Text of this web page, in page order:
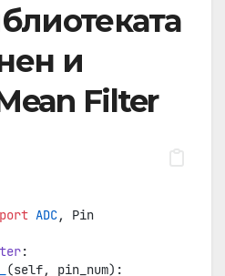
и
Filter
ADC, Pin
:
(self, pin_num):